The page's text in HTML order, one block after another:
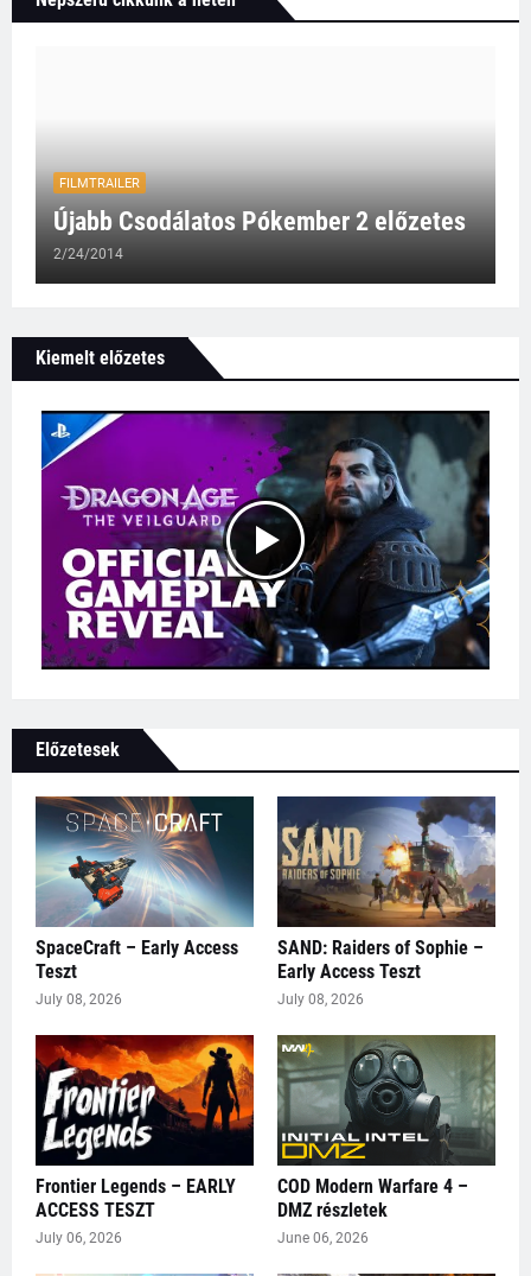
FILMTRAILER
Újabb Csodálatos Pókember 2 előzetes
2/24/2014
Kiemelt előzetes
Előzetesek
SpaceCraft – Early Access
Teszt
July 08, 2026
SAND: Raiders of Sophie –
Early Access Teszt
July 08, 2026
Frontier Legends – EARLY
ACCESS TESZT
July 06, 2026
COD Modern Warfare 4 –
DMZ részletek
June 06, 2026